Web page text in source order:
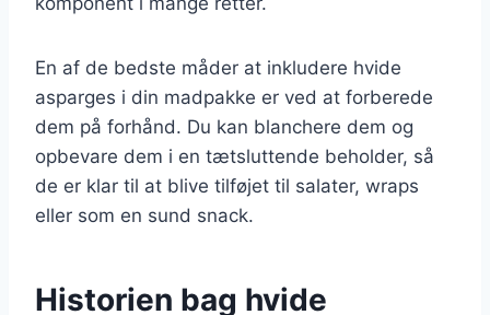
En af de bedste måder at inkludere hvide
asparges i din madpakke er ved at forberede
dem på forhånd. Du kan blanchere dem og
opbevare dem i en tætsluttende beholder, så
de er klar til at blive tilføjet til salater, wraps
eller som en sund snack.
Historien bag hvide